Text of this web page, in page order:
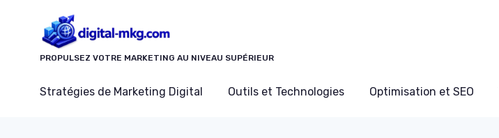
PROPULSEZ VOTRE MARKETING AU NIVEAU SUPÉRIEUR
Stratégies de Marketing Digital Outils et Technologies Optimisation et SEO